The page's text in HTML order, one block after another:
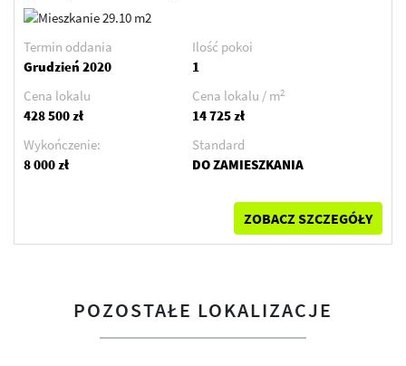
Termin oddania
Grudzień 2020
Ilość pokoi
1
Cena lokalu
428 500 zł
Cena lokalu / m2
14 725 zł
Wykończenie:
8 000 zł
Standard
DO ZAMIESZKANIA
ZOBACZ SZCZEGÓŁY
POZOSTAŁE LOKALIZACJE